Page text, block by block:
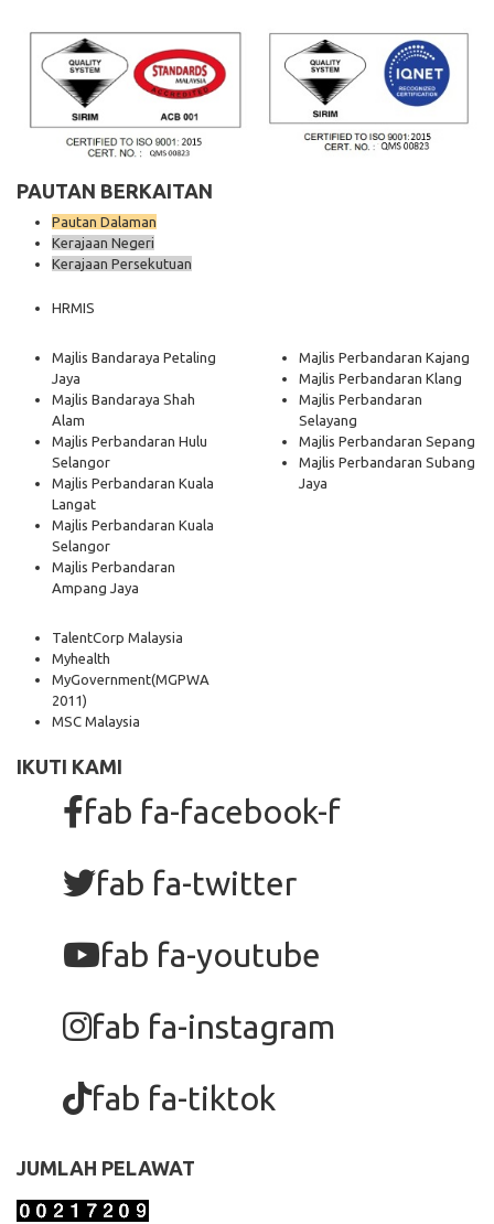
PAUTAN BERKAITAN
Pautan Dalaman
Kerajaan Negeri
Kerajaan Persekutuan
HRMIS
Majlis Bandaraya Petaling
Jaya
Majlis Bandaraya Shah
Alam
Majlis Perbandaran Hulu
Selangor
Majlis Perbandaran Kuala
Langat
Majlis Perbandaran Kuala
Selangor
Majlis Perbandaran
Ampang Jaya
Majlis Perbandaran Kajang
Majlis Perbandaran Klang
Majlis Perbandaran
Selayang
Majlis Perbandaran Sepang
Majlis Perbandaran Subang
Jaya
TalentCorp Malaysia
Myhealth
MyGovernment(MGPWA
2011)
MSC Malaysia
IKUTI KAMI
fab fa-facebook-f
fab fa-twitter
fab fa-youtube
fab fa-instagram
fab fa-tiktok
JUMLAH PELAWAT